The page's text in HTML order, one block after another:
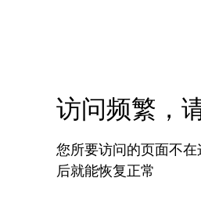
访问频繁，
您所要访问的页面不
后就能恢复正常